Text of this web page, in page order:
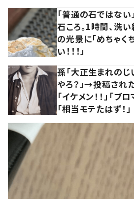
「普通の石ではない
石ころ。1時間、洗
の光景に「めちゃく
い！！！」
孫「大正生まれのじ
やろ？」→投稿さ
「イケメン！！」「ブ
「相当モテたはず！」